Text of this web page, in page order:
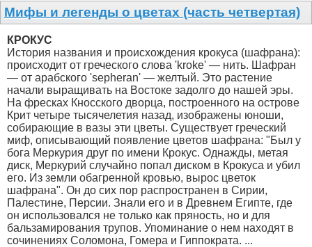
Мифы и легенды о цветах (часть четвертая)
КРОКУС
История названия и происхождения крокуса (шафрана):
происходит от греческого слова 'kroke' — нить. Шафран
— от арабского 'sepheran' — желтый. Это растение
начали выращивать на Востоке задолго до нашей эры.
На фресках Кносского дворца, построенного на острове
Крит четыре тысячелетия назад, изображены юноши,
собирающие в вазы эти цветы. Существует греческий
миф, описывающий появление цветов шафрана: "Был у
бога Меркурия друг по имени Крокус. Однажды, метая
диск, Меркурий случайно попал диском в Крокуса и убил
его. Из земли обагренной кровью, вырос цветок
шафрана". Он до сих пор распространен в Сирии,
Палестине, Персии. Знали его и в Древнем Египте, где
он использовался не только как пряность, но и для
бальзамирования трупов. Упоминание о нем находят в
сочинениях Соломона, Гомера и Гиппократа. ...